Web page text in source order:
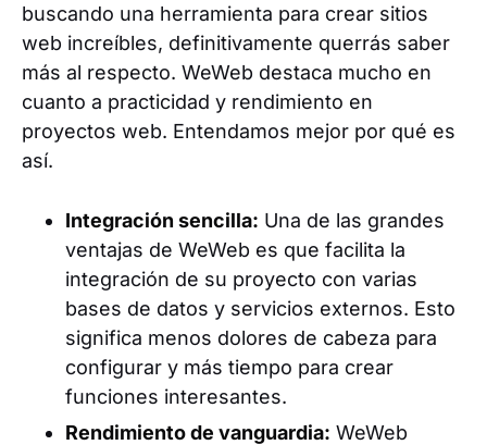
buscando una herramienta para crear sitios
web increíbles, definitivamente querrás saber
más al respecto. WeWeb destaca mucho en
cuanto a practicidad y rendimiento en
proyectos web. Entendamos mejor por qué es
así.
Integración sencilla: Una de las grandes
ventajas de WeWeb es que facilita la
integración de su proyecto con varias
bases de datos y servicios externos. Esto
significa menos dolores de cabeza para
configurar y más tiempo para crear
funciones interesantes.
Rendimiento de vanguardia: WeWeb